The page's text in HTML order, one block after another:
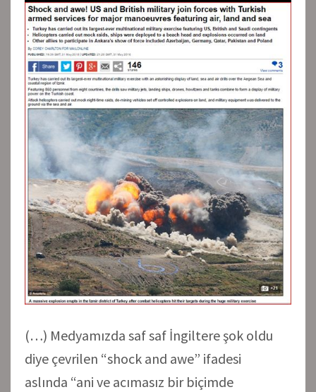
(…) Medyamızda saf saf İngiltere şok oldu
diye çevrilen “shock and awe” ifadesi
aslında “ani ve acımasız bir biçimde